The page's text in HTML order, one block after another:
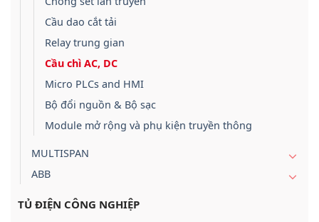
Cầu dao cắt tải
Relay trung gian
Cầu chì AC, DC
Micro PLCs and HMI
Bộ đổi nguồn & Bộ sạc
Module mở rộng và phụ kiện truyền thông
MULTISPAN
ABB
TỦ ĐIỆN CÔNG NGHIỆP